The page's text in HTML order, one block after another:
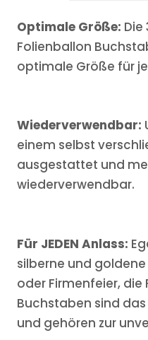
Optimale Größe: Die
Folienballon
optimale Größe für
Wiederverwendbar:
einem selbst
ausgestattet und
wiederverwendbar.
Für JEDEN Anlass:
silberne und
oder Firmenfeier,
Buchstaben sind
und gehören zur